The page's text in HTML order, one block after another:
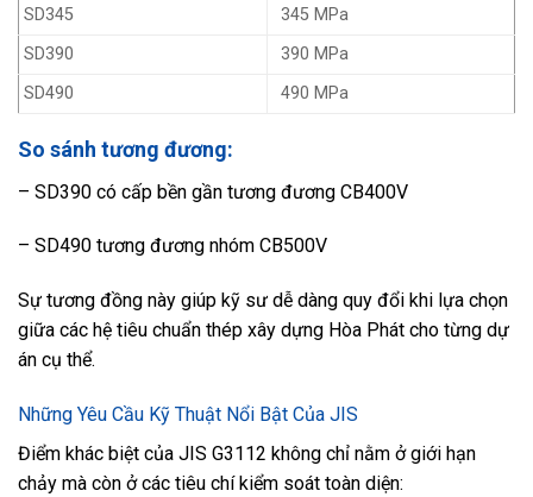
SD345
345 MPa
SD390
390 MPa
SD490
490 MPa
So sánh tương đương:
– SD390 có cấp bền gần tương đương CB400V
– SD490 tương đương nhóm CB500V
Sự tương đồng này giúp kỹ sư dễ dàng quy đổi khi lựa chọn
giữa các hệ tiêu chuẩn thép xây dựng Hòa Phát cho từng dự
án cụ thể.
Những Yêu Cầu Kỹ Thuật Nổi Bật Của JIS
Điểm khác biệt của JIS G3112 không chỉ nằm ở giới hạn
chảy mà còn ở các tiêu chí kiểm soát toàn diện: